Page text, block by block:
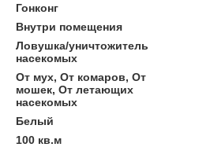
Гонконг
Внутри помещения
Ловушка/уничтожитель
насекомых
От мух, От комаров, От
мошек, От летающих
насекомых
Белый
100 кв.м